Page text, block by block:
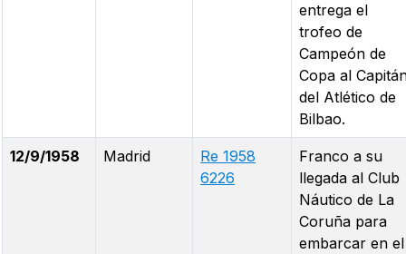
entrega el
trofeo de
Campeón de
Copa al
del Atlético de
Bilbao.
12/9/1958 Madrid
Re 1958
6226
Franco a su
llegada al Club
Náutico de La
Coruña para
embarcar en el